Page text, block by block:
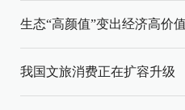
生态“高颜值”变出经济高价值
我国文旅消费正在扩容升级